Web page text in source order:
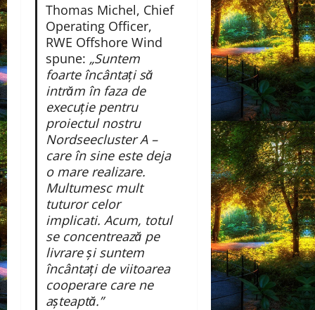
Thomas Michel, Chief
Operating Officer,
RWE Offshore Wind
spune: „Suntem
foarte încântați să
intrăm în faza de
execuție pentru
proiectul nostru
Nordseecluster A –
care în sine este deja
o mare realizare.
Multumesc mult
tuturor celor
implicati. Acum, totul
se concentrează pe
livrare și suntem
încântați de viitoarea
cooperare care ne
așteaptă.”